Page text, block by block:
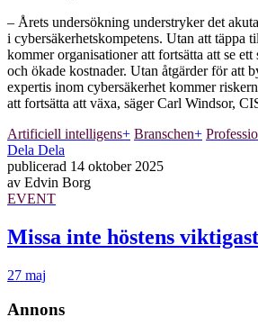
– Årets undersökning understryker det
i cybersäkerhetskompetens. Utan att täppa
kommer organisationer att fortsätta att se
och ökade kostnader. Utan åtgärder för att
expertis inom cybersäkerhet kommer
att fortsätta att växa, säger Carl Windsor,
Artificiell intelligens+ Branschen+
Dela Dela
publicerad 14 oktober 2025
av Edvin Borg
EVENT
Missa inte höstens
27 maj
Annons